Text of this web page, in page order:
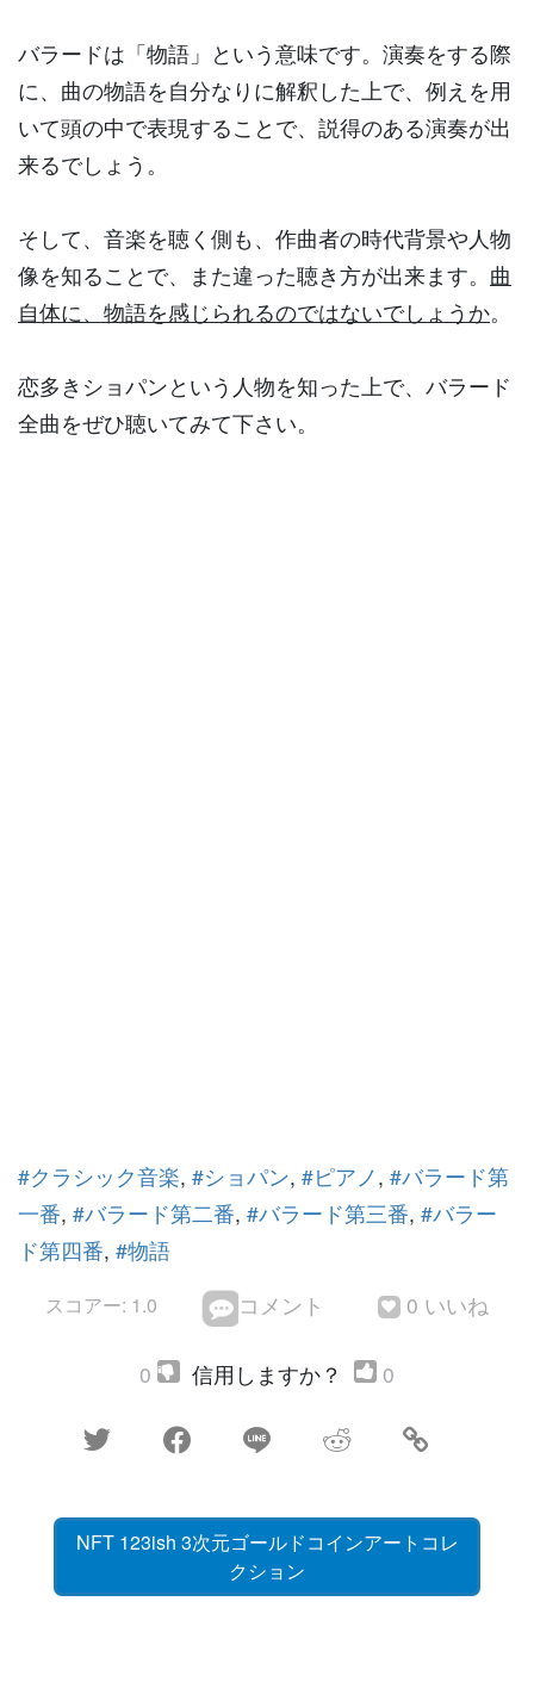
バラードは「物語」という意味です。演奏をする際
に、曲の物語を自分なりに解釈した上で、例えを用
いて頭の中で表現することで、説得のある演奏が出
来るでしょう。
そして、音楽を聴く側も、作曲者の時代背景や人物
像を知ることで、また違った聴き方が出来ます。 曲
自体に、物語を感じられるのではないでしょうか。
恋多きショパンという人物を知った上で、バラード
全曲をぜひ聴いてみて下さい。
#クラシック音楽, #ショパン, #ピアノ, #バラード第
一番, #バラード第二番, #バラード第三番, #バラー
ド第四番, #物語
スコアー: 1.0  コメント  0 いいね
0 信用しますか？ 0
    
NFT 123ish 3次元ゴールドコインアートコレ
クション